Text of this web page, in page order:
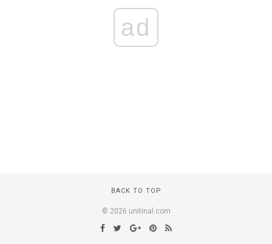
ad
BACK TO TOP
© 2026 unitinal.com